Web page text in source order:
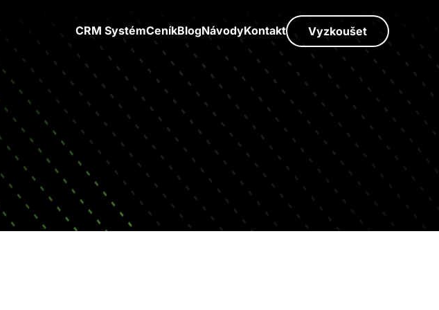
CRM SystémCeníkBlogNávodyKontakt Vyzkoušet